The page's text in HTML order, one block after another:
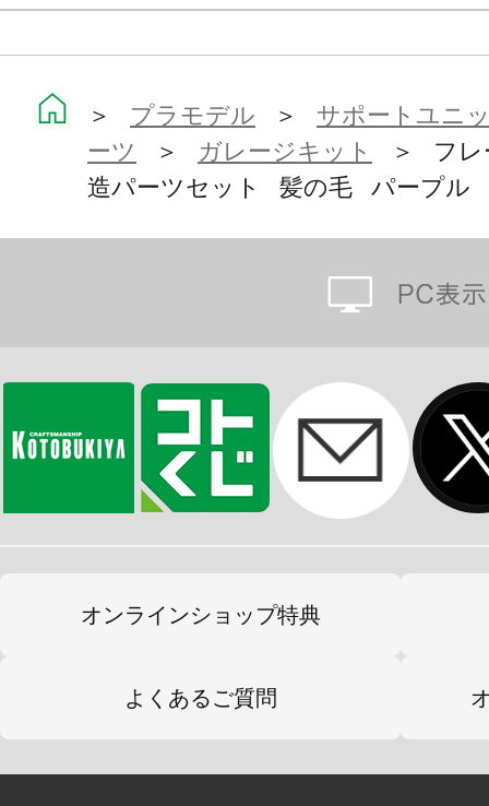
＞ プラモデル ＞ サポートユニ
ーツ
＞ ガレージキット
＞ フレ
造パーツセット 髪の毛 パープル
オンラインショップ特典
よくあるご質問